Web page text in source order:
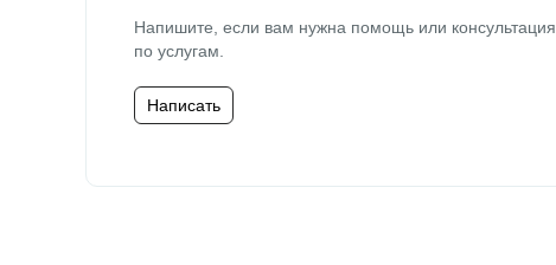
Напишите, если вам нужна помощь или консультация
по услугам.
Написать